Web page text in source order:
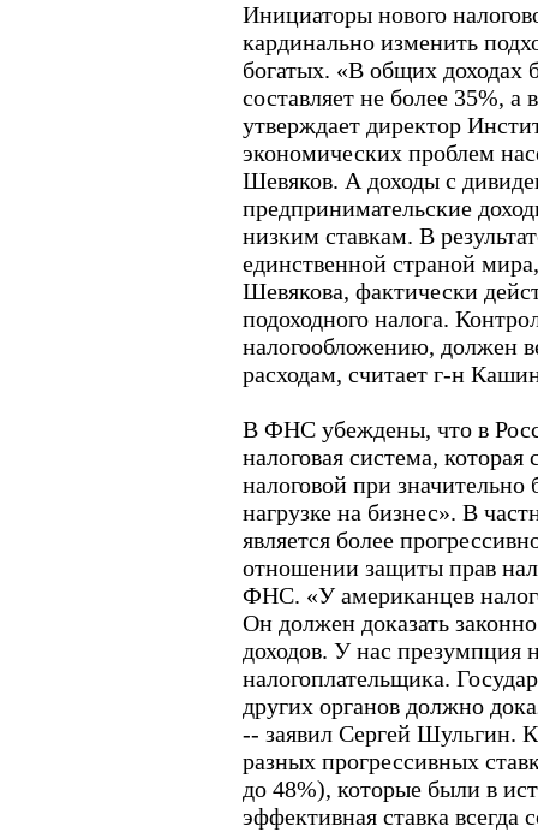
Инициаторы нового
кардинально изменить
богатых. «В общих доходах
составляет не более 35%,
утверждает директор
экономических проблем
Шевяков. А доходы с
предпринимательские
низким ставкам. В
единственной страной
Шевякова, фактически
подоходного налога.
налогообложению, должен
расходам, считает г-н
В ФНС убеждены, что в
налоговая система, которая
налоговой при значительно
нагрузке на бизнес». В
является более
отношении защиты прав
ФНС. «У американцев
Он должен доказать
доходов. У нас презумпция
налогоплательщика.
других органов должно
-- заявил Сергей Шульгин.
разных прогрессивных
до 48%), которые были в
эффективная ставка всегда